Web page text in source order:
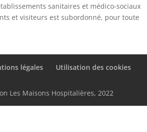
sanitaires et médico-sociaux
et visiteurs est subordonné, pour toute
légales Utilisation des cookies
Les Maisons Hospitalières, 2022